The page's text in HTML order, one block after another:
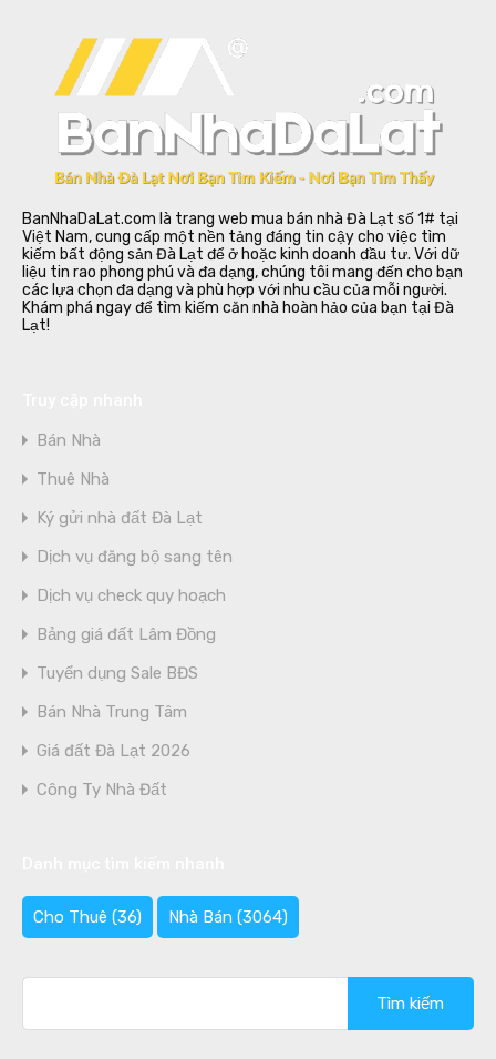
BanNhaDaLat.com là trang web mua bán nhà Đà Lạt số 1# tại
Việt Nam, cung cấp một nền tảng đáng tin cậy cho việc tìm
kiếm bất động sản Đà Lạt để ở hoặc kinh doanh đầu tư. Với dữ
liệu tin rao phong phú và đa dạng, chúng tôi mang đến cho bạn
các lựa chọn đa dạng và phù hợp với nhu cầu của mỗi người.
Khám phá ngay để tìm kiếm căn nhà hoàn hảo của bạn tại Đà
Lạt!
Bán Nhà
Thuê Nhà
Ký gửi nhà đất Đà Lạt
Dịch vụ đăng bộ sang tên
Dịch vụ check quy hoạch
Bảng giá đất Lâm Đồng
Tuyển dụng Sale BĐS
Bán Nhà Trung Tâm
Giá đất Đà Lạt 2026
Công Ty Nhà Đất
Cho Thuê (36) Nhà Bán (3064)
kiếm
cho: